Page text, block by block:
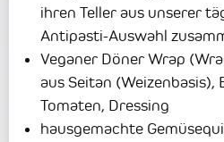
ihren Teller aus unserer
Antipasti-Auswahl
Veganer Döner Wrap
aus Seitan (Weizenbasis),
Tomaten, Dressing
hausgemachte